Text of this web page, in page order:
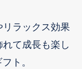
ラックス効果
て成長も楽し
ト。
へ進む
へ進む